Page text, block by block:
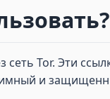
Tor. Эти
и